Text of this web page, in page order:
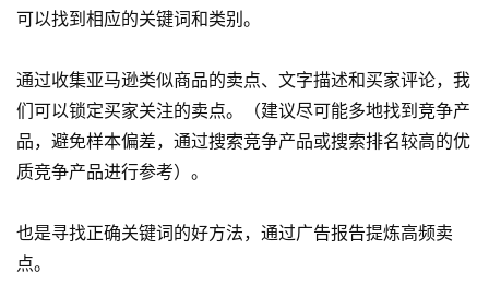
可以找到相应的关键词和类别。
通过收集亚马逊类似商品的卖点、文字描述和买家评论，我
们可以锁定买家关注的卖点。（建议尽可能多地找到竞争产
品，避免样本偏差，通过搜索竞争产品或搜索排名较高的优
质竞争产品进行参考）。
也是寻找正确关键词的好方法，通过广告报告提炼高频卖
点。